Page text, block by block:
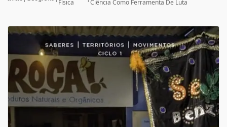
Física
Ciência Como Ferramenta De Luta